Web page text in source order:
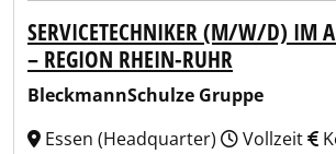
SERVICETECHNIKER (M/W/D) IM
REGION RHEIN-RUHR
BleckmannSchulze Gruppe
Essen (Headquarter)
Vollzeit